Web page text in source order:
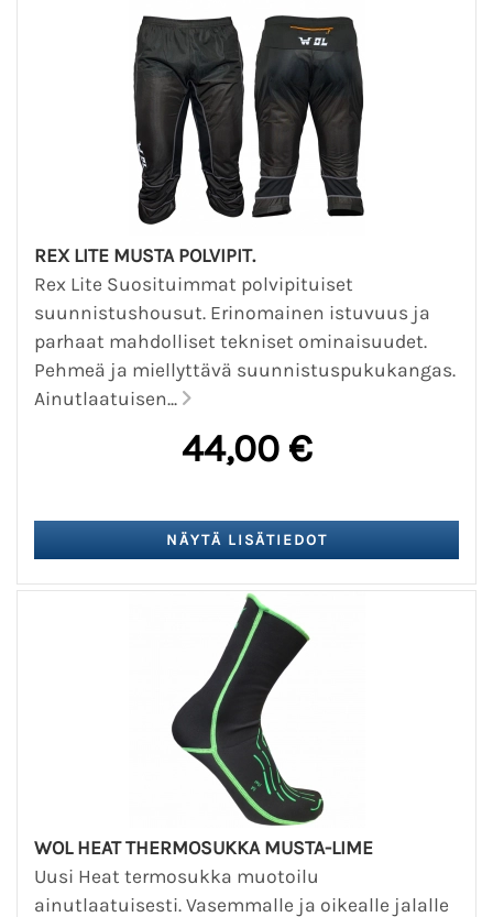
REX LITE MUSTA POLVIPIT.
Rex Lite Suosituimmat polvipituiset
suunnistushousut. Erinomainen istuvuus ja
parhaat mahdolliset tekniset ominaisuudet.
Pehmeä ja miellyttävä suunnistuspukukangas.
Ainutlaatuisen...
44,00 €
WOL HEAT THERMOSUKKA MUSTA-LIME
Uusi Heat termosukka muotoilu
ainutlaatuisesti. Vasemmalle ja oikealle jalalle